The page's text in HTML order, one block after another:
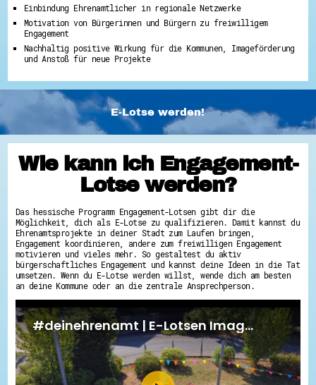
Einbindung Ehrenamtlicher in regionale Netzwerke
Motivation von Bürgerinnen und Bürgern zu freiwilligem
Engagement
Nachhaltig positive Wirkung für die Kommunen, Imageförderung
und Anstoß für neue Projekte
E-Lotse werden!
Wie kann ich Engagement-
Lotse werden?
Das hessische Programm Engagement-Lotsen gibt dir die
Möglichkeit, dich als E-Lotse zu qualifizieren. Damit kannst du
Ehrenamtsprojekte in deiner Stadt zum Laufen bringen,
Engagement koordinieren, andere zum freiwilligen Engagement
motivieren und vieles mehr. So gestaltest du aktiv
bürgerschaftliches Engagement und kannst deine Ideen in die Tat
umsetzen. Wenn du E-Lotse werden willst, wende dich am besten
an deine Kommune oder an die zentrale Ansprechperson.